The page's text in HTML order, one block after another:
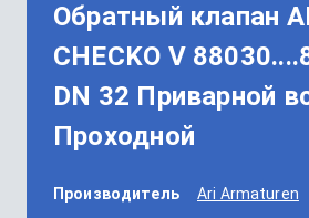
Обратный клапан
CHECKO V
DN 32 Приварной
Проходной
Производитель Ari Armaturen